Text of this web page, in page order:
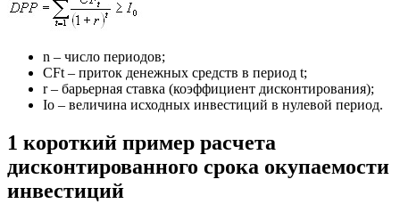
n – число периодов;
CFt – приток денежных средств в период t;
r – барьерная ставка (коэффициент дисконтирования);
Io – величина исходных инвестиций в нулевой период.
1 короткий пример расчета
дисконтированного срока окупаемости
инвестиций